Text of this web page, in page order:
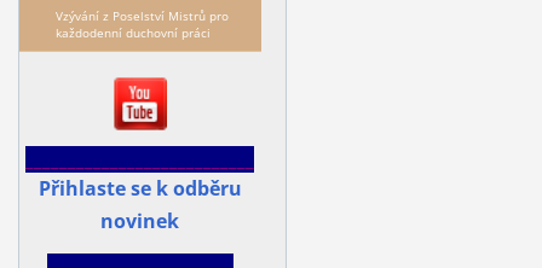
Vzývání z Poselství Mistrů pro
každodenní duchovní práci
Přihlaste se k odběru
novinek